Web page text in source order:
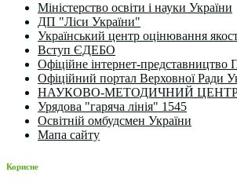
Міністерство освіти і науки України
ДП "Ліси України"
Український центр оцінювання
Вступ ЄДЕБО
Офіційне інтернет-представництво
Офіційний портал Верховної Ради
НАУКОВО-МЕТОДИЧНИЙ
Урядова "гаряча лінія" 1545
Освітній омбудсмен України
Мапа сайту
Корисне